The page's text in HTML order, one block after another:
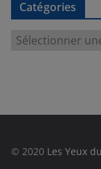
Catégories
© 2020 Les Yeux